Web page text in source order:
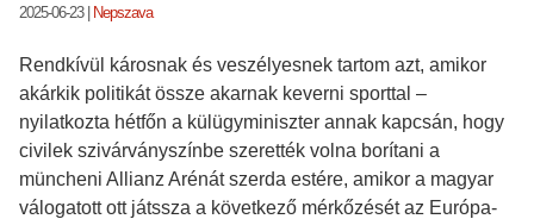
2025-06-23| Nepszava
Rendkívül károsnak és veszélyesnek tartom azt, amikor
akárkik politikát össze akarnak keverni sporttal –
nyilatkozta hétfőn a külügyminiszter annak kapcsán, hogy
civilek szivárványszínbe szerették volna borítani a
müncheni Allianz Arénát szerda estére, amikor a magyar
válogatott ott játssza a következő mérkőzését az Európa-